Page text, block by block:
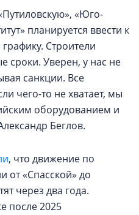
«Юго-
планируется ввести к
Строители
сроки. Уверен, у нас не
санкции. Все
чего-то не хватает, мы
оборудованием и
Беглов.
, что движение по
от «Спасской» до
через два года.
после 2025